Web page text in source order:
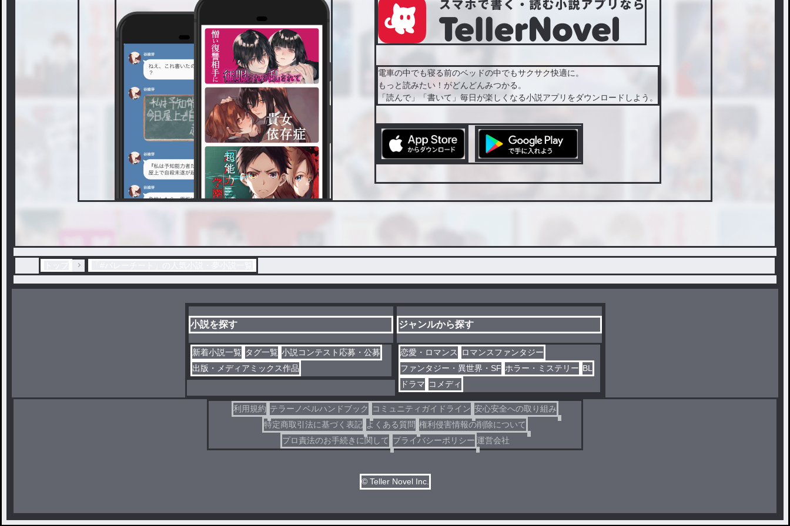
電車の中でも寝る前のベッドの中でもサクサク快適に。
もっと読みたい！がどんどんみつかる。
「読んで」「書いて」毎日が楽しくなる小説アプリをダウンロードしよう。
小説を探す
新着小説一覧 タグ一覧 小説コンテスト応募・公募
出版・メディアミックス作品
ジャンルから探す
恋愛・ロマンス
ロマンスファンタジー
ファンタジー・異世界・SF ホラー・ミステリー BL
ドラマ コメディ
利用規約 テラーノベルハンドブック コミュニティガイドライン 安心安全への取り組み
特定商取引法に基づく表記 よくある質問 権利侵害情報の削除について
プロ責法のお手続きに関して プライバシーポリシー 運営会社
© Teller Novel Inc.